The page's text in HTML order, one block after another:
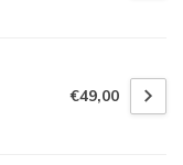
€49,00